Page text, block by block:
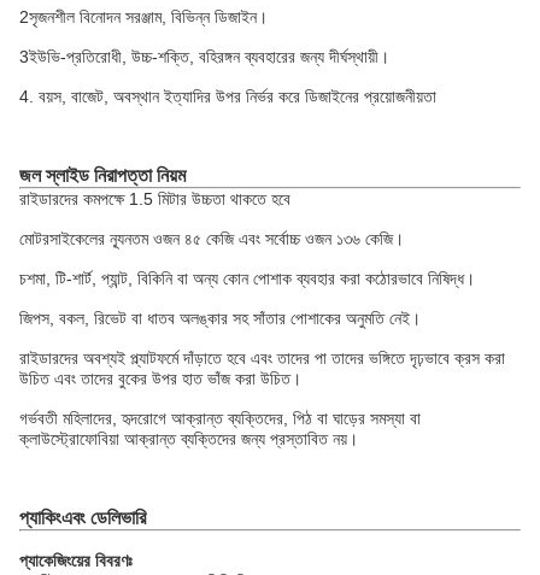
2সৃজনশীল বিনোদন সরঞ্জাম, বিভিন্ন ডিজাইন।
3ইউভি-প্রতিরোধী, উচ্চ-শক্তি, বহিরঙ্গন ব্যবহারের জন্য দীর্ঘস্থায়ী।
4. বয়স, বাজেট, অবস্থান ইত্যাদির উপর নির্ভর করে ডিজাইনের প্রয়োজনীয়তা
জল স্লাইড নিরাপত্তা নিয়ম
রাইডারদের কমপক্ষে 1.5 মিটার উচ্চতা থাকতে হবে
মোটরসাইকেলের ন্যূনতম ওজন ৪৫ কেজি এবং সর্বোচ্চ ওজন ১৩৬ কেজি।
চশমা, টি-শার্ট, প্যান্ট, বিকিনি বা অন্য কোন পোশাক ব্যবহার করা কঠোরভাবে নিষিদ্ধ।
জিপস, বকল, রিভেট বা ধাতব অলঙ্কার সহ সাঁতার পোশাকের অনুমতি নেই।
রাইডারদের অবশ্যই প্ল্যাটফর্মে দাঁড়াতে হবে এবং তাদের পা তাদের ভঙ্গিতে দৃঢ়ভাবে ক্রস করা
উচিত এবং তাদের বুকের উপর হাত ভাঁজ করা উচিত।
গর্ভবতী মহিলাদের, হৃদরোগে আক্রান্ত ব্যক্তিদের, পিঠ বা ঘাড়ের সমস্যা বা
ক্লাউস্ট্রোফোবিয়া আক্রান্ত ব্যক্তিদের জন্য প্রস্তাবিত নয়।
প্যাকিংএবং ডেলিভারি
প্যাকেজিংয়ের বিবরণঃ